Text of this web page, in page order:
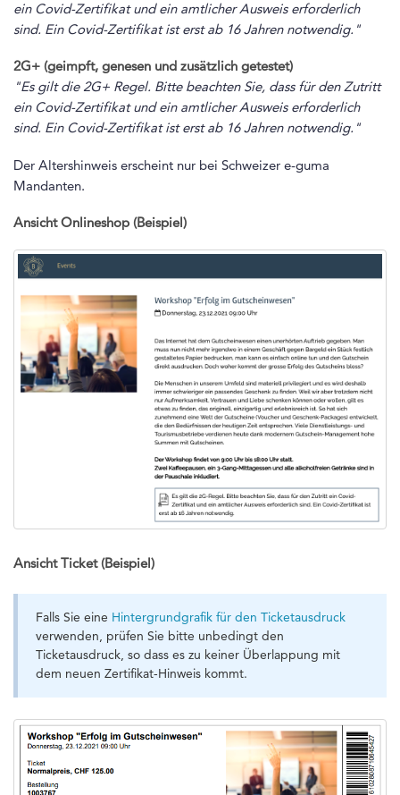
ein Covid-Zertifikat und ein amtlicher Ausweis erforderlich
sind. Ein Covid-Zertifikat ist erst ab 16 Jahren notwendig."
2G+ (geimpft, genesen und zusätzlich getestet)
"Es gilt die 2G+ Regel. Bitte beachten Sie, dass für den Zutritt
ein Covid-Zertifikat und ein amtlicher Ausweis erforderlich
sind. Ein Covid-Zertifikat ist erst ab 16 Jahren notwendig. "
Der Altershinweis erscheint nur bei Schweizer e-guma
Mandanten.
Ansicht Onlineshop (Beispiel)
Ansicht Ticket (Beispiel)
Falls Sie eine Hintergrundgrafik für den Ticketausdruck
verwenden, prüfen Sie bitte unbedingt den
Ticketausdruck, so dass es zu keiner Überlappung mit
dem neuen Zertifikat-Hinweis kommt.